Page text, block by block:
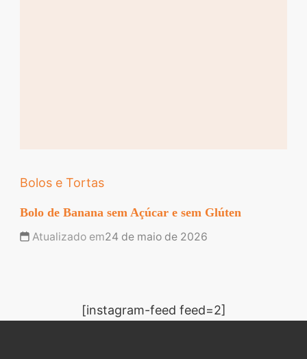
Bolos e Tortas
Bolo de Banana sem Açúcar e sem Glúten
Atualizado em24 de maio de 2026
[instagram-feed feed=2]